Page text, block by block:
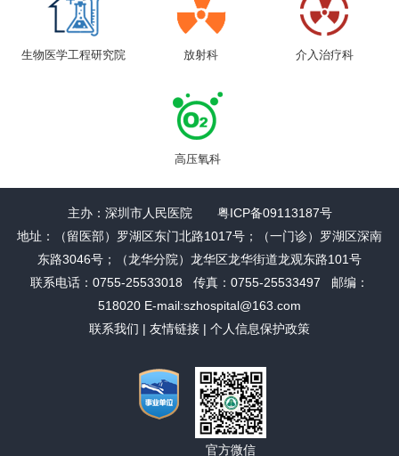
生物医学工程研究院 放射科 介入治疗科
高压氧科
主办：深圳市人民医院 粤ICP备09113187号
地址：（留医部）罗湖区东门北路1017号；（一门诊）罗湖区深南
东路3046号；（龙华分院）龙华区龙华街道龙观东路101号
联系电话：0755-25533018 传真：0755-25533497 邮编：
518020 E-mail:szhospital@163.com
联系我们 | 友情链接 | 个人信息保护政策
官方微信